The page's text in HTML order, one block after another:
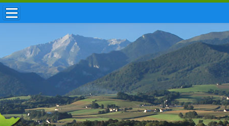
ACCUEIL / INFOS
MUNICIPALITÉ
VIE LOCALE
ENFANCE
TOURISME